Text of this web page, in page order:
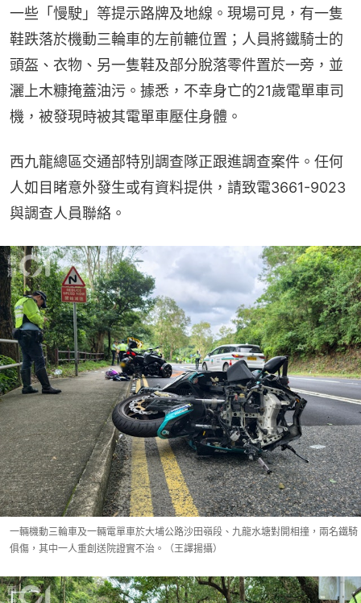
一些「慢駛」等提示路牌及地線。現場可見，有一隻
鞋跌落於機動三輪車的左前轆位置；人員將鐵騎士的
頭盔、衣物、另一隻鞋及部分脫落零件置於一旁，並
灑上木糠掩蓋油污。據悉，不幸身亡的21歲電單車司
機，被發現時被其電單車壓住身體。
西九龍總區交通部特別調查隊正跟進調查案件。任何
人如目睹意外發生或有資料提供，請致電3661-9023
與調查人員聯絡。
一輛機動三輪車及一輛電單車於大埔公路沙田嶺段、九龍水塘對開相撞，兩名鐵騎
俱傷，其中一人重創送院證實不治。（王譯揚攝）